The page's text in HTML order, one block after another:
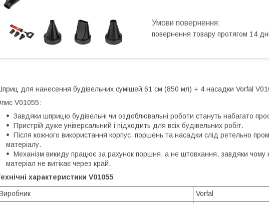
повернення товару протягом 14
для нанесення будівельних сумішей 61 см (850 мл) + 4 насадки Vorfal
V01055:
Завдяки шприцю будівельні чи оздоблювальні роботи стануть набагато
Пристрій дуже універсальний і підходить для всіх будівельних робіт.
Після кожного використання корпус, поршень та насадки слід ретельно
матеріалу.
Механізм викиду працює за рахунок поршня, а не штовхання, завдяки чому
матеріал не витікає через край.
характеристики V01055
Vorfal